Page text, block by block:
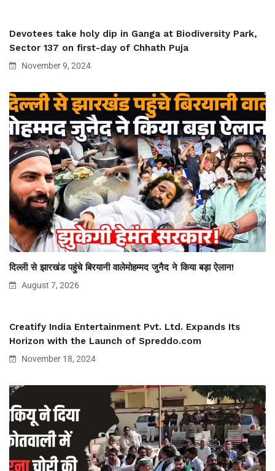
Devotees take holy dip in Ganga at Biodiversity Park,
Sector 137 on first-day of Chhath Puja
November 9, 2024
दिल्ली से झारखंड पहुंचे बिरयानी वालेमोहम्मद जुनैद ने किया बड़ा ऐलान!
August 7, 2026
Creatify India Entertainment Pvt. Ltd. Expands Its
Horizon with the Launch of Spreddo.com
November 18, 2024